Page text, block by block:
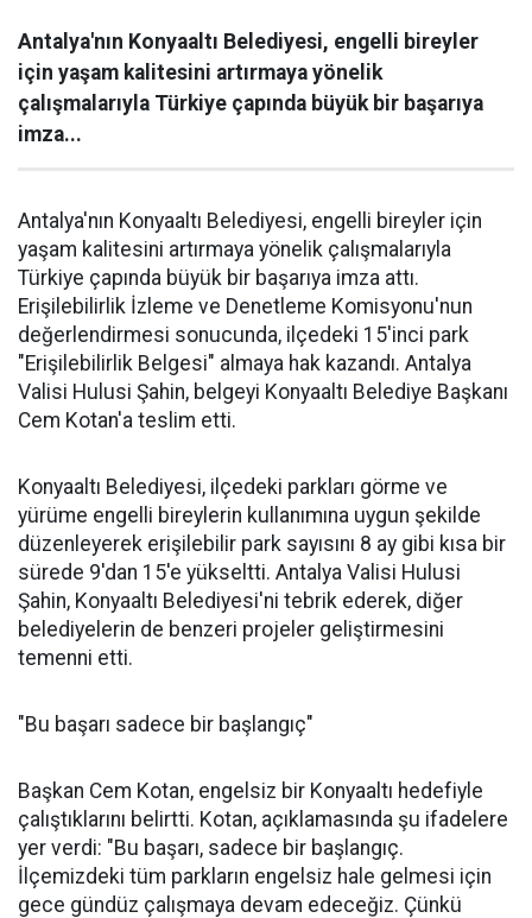
Antalya'nın Konyaaltı Belediyesi, engelli bireyler
için yaşam kalitesini artırmaya yönelik
çalışmalarıyla Türkiye çapında büyük bir başarıya
imza...
Antalya'nın Konyaaltı Belediyesi, engelli bireyler için
yaşam kalitesini artırmaya yönelik çalışmalarıyla
Türkiye çapında büyük bir başarıya imza attı.
Erişilebilirlik İzleme ve Denetleme Komisyonu'nun
değerlendirmesi sonucunda, ilçedeki 15'inci park
"Erişilebilirlik Belgesi" almaya hak kazandı. Antalya
Valisi Hulusi Şahin, belgeyi Konyaaltı Belediye Başkanı
Cem Kotan'a teslim etti.
Konyaaltı Belediyesi, ilçedeki parkları görme ve
yürüme engelli bireylerin kullanımına uygun şekilde
düzenleyerek erişilebilir park sayısını 8 ay gibi kısa bir
sürede 9'dan 15'e yükseltti. Antalya Valisi Hulusi
Şahin, Konyaaltı Belediyesi'ni tebrik ederek, diğer
belediyelerin de benzeri projeler geliştirmesini
temenni etti.
"Bu başarı sadece bir başlangıç"
Başkan Cem Kotan, engelsiz bir Konyaaltı hedefiyle
çalıştıklarını belirtti. Kotan, açıklamasında şu ifadelere
yer verdi: "Bu başarı, sadece bir başlangıç.
İlçemizdeki tüm parkların engelsiz hale gelmesi için
gece gündüz çalışmaya devam edeceğiz. Çünkü